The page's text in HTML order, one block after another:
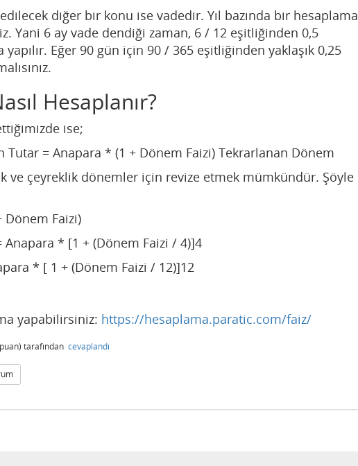
diğer bir konu ise vadedir. Yıl bazında bir hesaplama
Yani 6 ay vade dendiği zaman, 6 / 12 eşitliğinden 0,5
Eğer 90 gün için 90 / 365 eşitliğinden yaklaşık 0,25
Hesaplanır?
ise;
Tutar = Anapara * (1 + Dönem Faizi) Tekrarlanan Dönem
ve çeyreklik dönemler için revize etmek mümkündür. Şöyle
Dönem Faizi)
* [1 + (Dönem Faizi / 4)]4
* [ 1 + (Dönem Faizi / 12)]12
yapabilirsiniz: https://hesaplama.paratic.com/faiz/
puan) tarafından cevaplandı